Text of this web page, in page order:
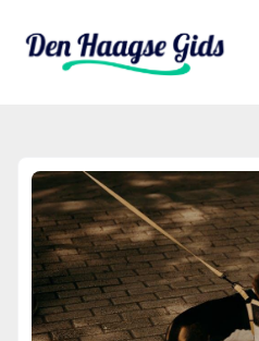
denhaagsegids.nl